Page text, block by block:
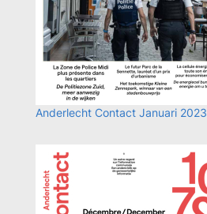
Anderlecht Contact Januari 2023